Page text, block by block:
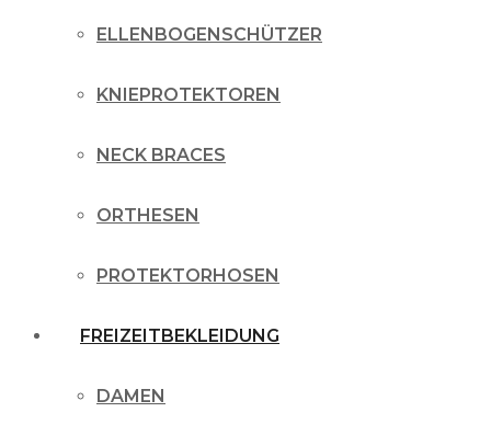
ELLENBOGENSCHÜTZER
KNIEPROTEKTOREN
NECK BRACES
ORTHESEN
PROTEKTORHOSEN
FREIZEITBEKLEIDUNG
DAMEN